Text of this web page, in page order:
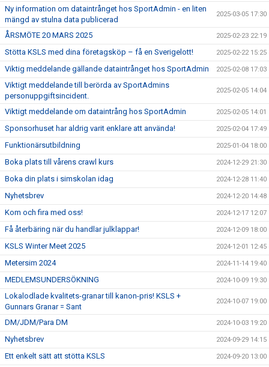
Ny information om dataintrånget hos SportAdmin - en liten
mängd av stulna data publicerad
2025-03-05 17:30
ÅRSMÖTE 20 MARS 2025 2025-02-23 22:19
Stötta KSLS med dina företagsköp – få en Sverigelott! 2025-02-22 15:25
Viktig meddelande gällande dataintrånget hos SportAdmin 2025-02-08 17:03
Viktigt meddelande till berörda av SportAdmins
personuppgiftsincident.
2025-02-05 14:04
Viktigt meddelande om dataintrång hos SportAdmin 2025-02-05 14:01
Sponsorhuset har aldrig varit enklare att använda! 2025-02-04 17:49
Funktionärsutbildning 2025-01-04 18:00
Boka plats till vårens crawl kurs 2024-12-29 21:30
Boka din plats i simskolan idag 2024-12-28 11:40
Nyhetsbrev 2024-12-20 14:48
Kom och fira med oss! 2024-12-17 12:07
Få återbäring när du handlar julklappar! 2024-12-09 18:00
KSLS Winter Meet 2025 2024-12-01 12:45
Metersim 2024 2024-11-14 19:40
MEDLEMSUNDERSÖKNING 2024-10-09 19:30
Lokalodlade kvalitets-granar till kanon-pris! KSLS +
Gunnars Granar = Sant
2024-10-07 19:00
DM/JDM/Para DM 2024-10-03 19:20
Nyhetsbrev 2024-09-29 14:15
Ett enkelt sätt att stötta KSLS 2024-09-20 13:00